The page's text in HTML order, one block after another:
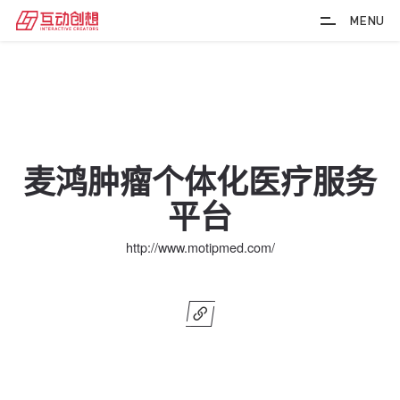
MENU
麦鸿肿瘤个体化医疗服务
平台
http://www.motipmed.com/